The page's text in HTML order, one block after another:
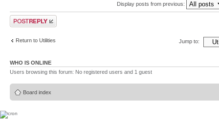
Display posts from previous:
Post a reply
Return to Utilities Jump to:
WHO IS ONLINE
Users browsing this forum: No registered users and 1 guest
Board index